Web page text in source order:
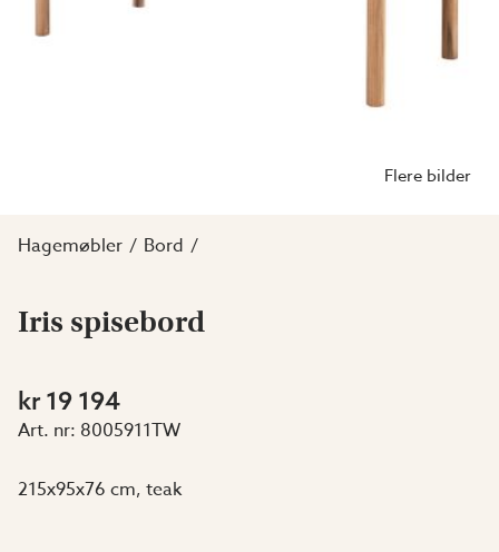
Flere bilder
Hagemøbler Bord
Iris spisebord
kr 19 194
Art. nr: 8005911TW
215x95x76 cm, teak